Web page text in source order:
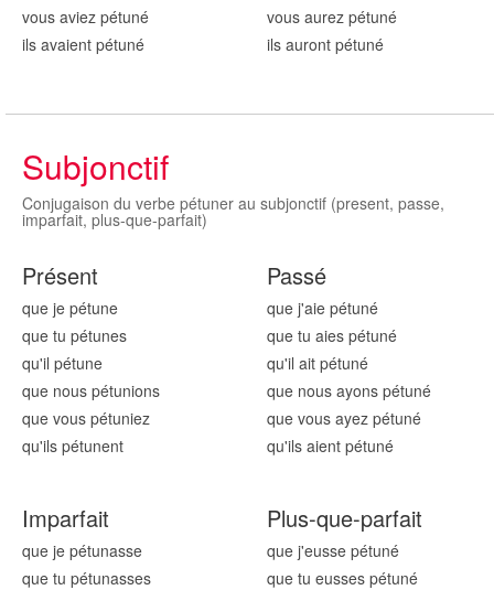
vous aviez pétuné
ils avaient pétuné
vous aurez pétuné
ils auront pétuné
Subjonctif
Conjugaison du verbe pétuner au subjonctif (present, passe,
imparfait, plus-que-parfait)
Présent
que je pétune
que tu pétunes
qu'il pétune
que nous pétunions
que vous pétuniez
qu'ils pétunent
Passé
que j'aie pétuné
que tu aies pétuné
qu'il ait pétuné
que nous ayons pétuné
que vous ayez pétuné
qu'ils aient pétuné
Imparfait
que je pétunasse
que tu pétunasses
Plus-que-parfait
que j'eusse pétuné
que tu eusses pétuné